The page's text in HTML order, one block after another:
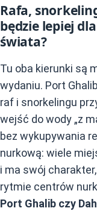
Rafa,
będzie lepiej
świata?
Tu oba kierunki są
wydaniu. Port
raf i snorkelingu
wejść do wody „z
bez wykupywania
nurkową: wiele
i ma swój
rytmie centrów
Port Ghalib czy